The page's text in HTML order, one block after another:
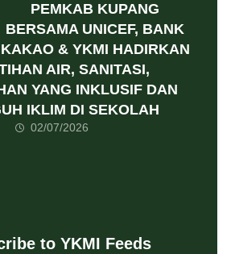
PEMKAB KUPANG
BERSAMA UNICEF, BANK
KAKAO & YKMI HADIRKAN
AIR, SANITASI,
YANG INKLUSIF DAN
IKLIM DI SEKOLAH
02/07/2026
to YKMI Feeds